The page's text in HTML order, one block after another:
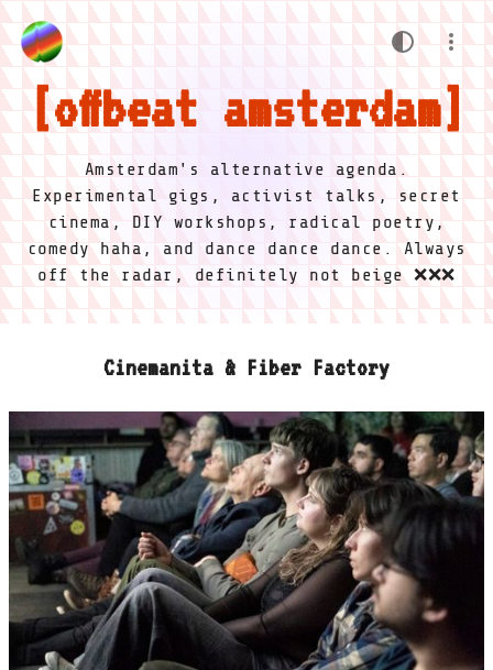
offbeat amsterdam
Amsterdam's alternative agenda.
Experimental gigs, activist talks, secret
cinema, DIY workshops, radical poetry,
comedy haha, and dance dance dance. Always
off the radar, definitely not beige ❌❌❌
Cinemanita & Fiber Factory